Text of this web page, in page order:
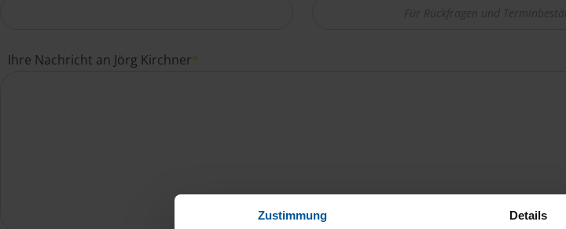
Zustimmung Details
Ihre Nachricht an Jörg Kirchner*